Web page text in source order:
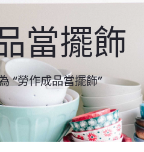
當擺飾
“勞作成品當擺飾”